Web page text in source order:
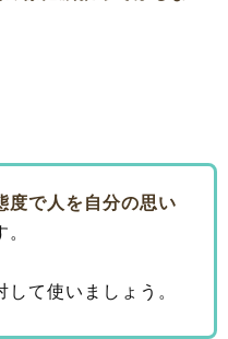
度で人を自分の思い
。
て使いましょう。